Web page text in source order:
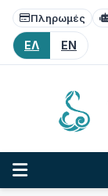
Skip
content
Skip
main
navigation
Skip
footer
Πληρωμές
ΕΛ EN